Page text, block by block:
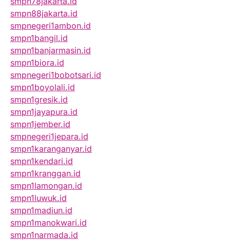
smpn88jakarta.id
smpnegeri1ambon.id
smpn1bangil.id
smpn1banjarmasin.id
smpn1biora.id
smpnegeri1bobotsari.id
smpn1boyolali.id
smpn1gresik.id
smpn1jayapura.id
smpn1jember.id
smpnegeri1jepara.id
smpn1karanganyar.id
smpn1kendari.id
smpn1kranggan.id
smpn1lamongan.id
smpn1luwuk.id
smpn1madiun.id
smpn1manokwari.id
smpn1narmada.id